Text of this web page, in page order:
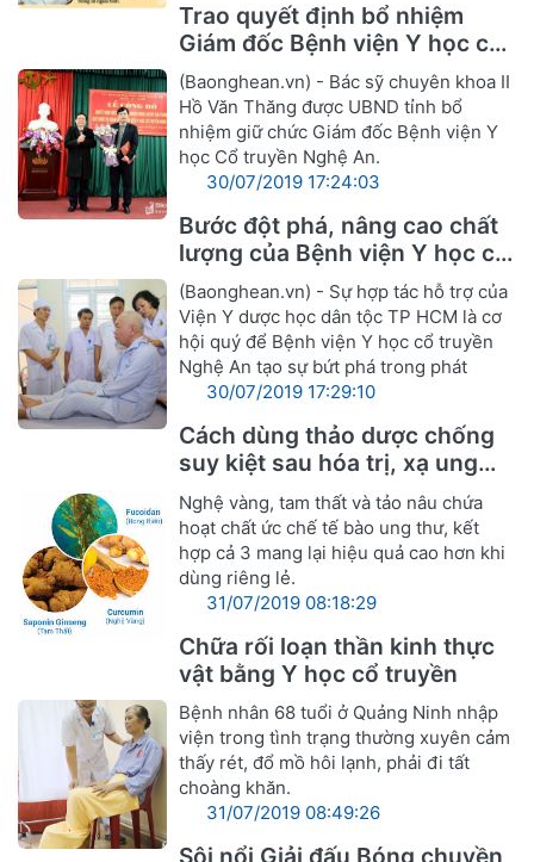
Trao quyết định bổ nhiệm
Giám đốc Bệnh viện Y học cổ
truyền Nghệ An
(Baonghean.vn) - Bác sỹ chuyên khoa II
Hồ Văn Thăng được UBND tỉnh bổ
nhiệm giữ chức Giám đốc Bệnh viện Y
học Cổ truyền Nghệ An.
30/07/2019 17:24:03
Bước đột phá, nâng cao chất
lượng của Bệnh viện Y học cổ
truyền Nghệ An
(Baonghean.vn) - Sự hợp tác hỗ trợ của
Viện Y dược học dân tộc TP HCM là cơ
hội quý để Bệnh viện Y học cổ truyền
Nghệ An tạo sự bứt phá trong phát
30/07/2019 17:29:10
Cách dùng thảo dược chống
suy kiệt sau hóa trị, xạ ung
thư
Nghệ vàng, tam thất và tảo nâu chứa
hoạt chất ức chế tế bào ung thư, kết
hợp cả 3 mang lại hiệu quả cao hơn khi
dùng riêng lẻ.
31/07/2019 08:18:29
Chữa rối loạn thần kinh thực
vật bằng Y học cổ truyền
Bệnh nhân 68 tuổi ở Quảng Ninh nhập
viện trong tình trạng thường xuyên cảm
thấy rét, đổ mồ hôi lạnh, phải đi tất
choàng khăn.
31/07/2019 08:49:26
Sôi nổi Giải đấu Bóng chuyền